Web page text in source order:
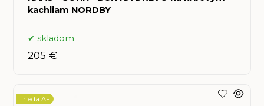
kachliam NORDBY
skladom
205 €
Trieda A+